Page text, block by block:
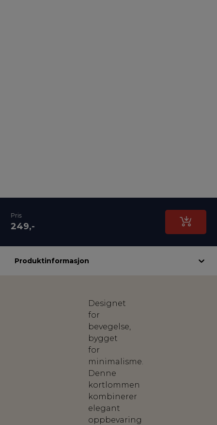
Pris
249,-
Produktinformasjon
Designet
for
bevegelse,
bygget
for
minimalisme.
Denne
kortlommen
kombinerer
elegant
oppbevaring